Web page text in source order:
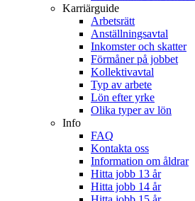
Karriärguide
Arbetsrätt
Anställningsavtal
Inkomster och skatter
Förmåner på jobbet
Kollektivavtal
Typ av arbete
Lön efter yrke
Olika typer av lön
Info
FAQ
Kontakta oss
Information om åldrar
Hitta jobb 13 år
Hitta jobb 14 år